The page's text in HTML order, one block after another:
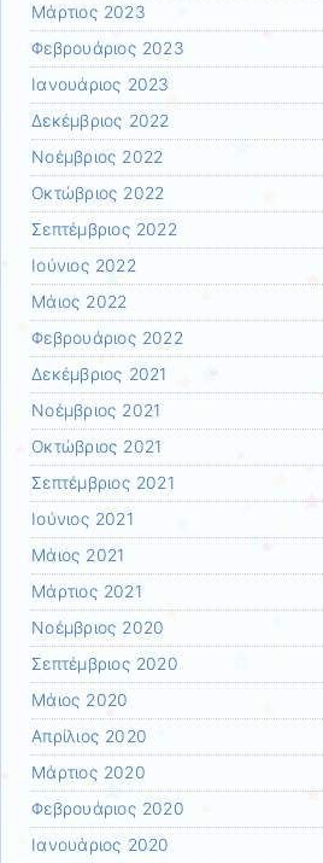
Μάρτιος 2023
Φεβρουάριος 2023
Ιανουάριος 2023
Δεκέμβριος 2022
Νοέμβριος 2022
Οκτώβριος 2022
Σεπτέμβριος 2022
Ιούνιος 2022
Μάιος 2022
Φεβρουάριος 2022
Δεκέμβριος 2021
Νοέμβριος 2021
Οκτώβριος 2021
Σεπτέμβριος 2021
Ιούνιος 2021
Μάιος 2021
Μάρτιος 2021
Νοέμβριος 2020
Σεπτέμβριος 2020
Μάιος 2020
Απρίλιος 2020
Μάρτιος 2020
Φεβρουάριος 2020
Ιανουάριος 2020